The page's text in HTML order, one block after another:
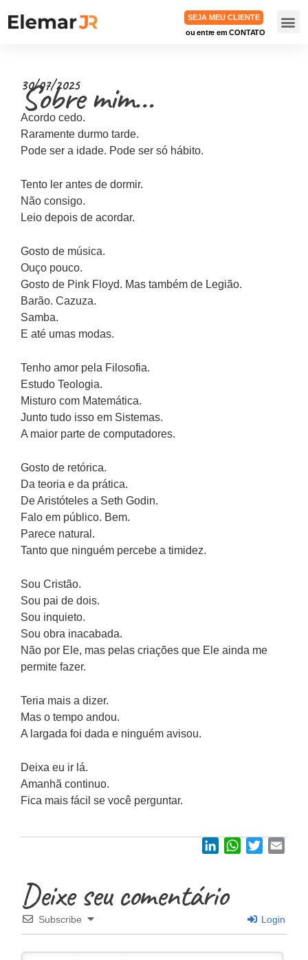
SEJA MEU CLIENTE
ou entre em CONTATO
30/07/2025
Sobre mim…
Acordo cedo.
Raramente durmo tarde.
Pode ser a idade. Pode ser só hábito.
Tento ler antes de dormir.
Não consigo.
Leio depois de acordar.
Gosto de música.
Ouço pouco.
Gosto de Pink Floyd. Mas também de Legião.
Barão. Cazuza.
Samba.
E até umas modas.
Tenho amor pela Filosofia.
Estudo Teologia.
Misturo com Matemática.
Junto tudo isso em Sistemas.
A maior parte de computadores.
Gosto de retórica.
Da teoria e da prática.
De Aristóteles a Seth Godin.
Falo em público. Bem.
Parece natural.
Tanto que ninguém percebe a timidez.
Sou Cristão.
Sou pai de dois.
Sou inquieto.
Sou obra inacabada.
Não por Ele, mas pelas criações que Ele ainda me
permite fazer.
Teria mais a dizer.
Mas o tempo andou.
A largada foi dada e ninguém avisou.
Deixa eu ir lá.
Amanhã continuo.
Fica mais fácil se você perguntar.
LinkedInWhatsApp
Twitter
Deixe seu comentário
Subscribe Login